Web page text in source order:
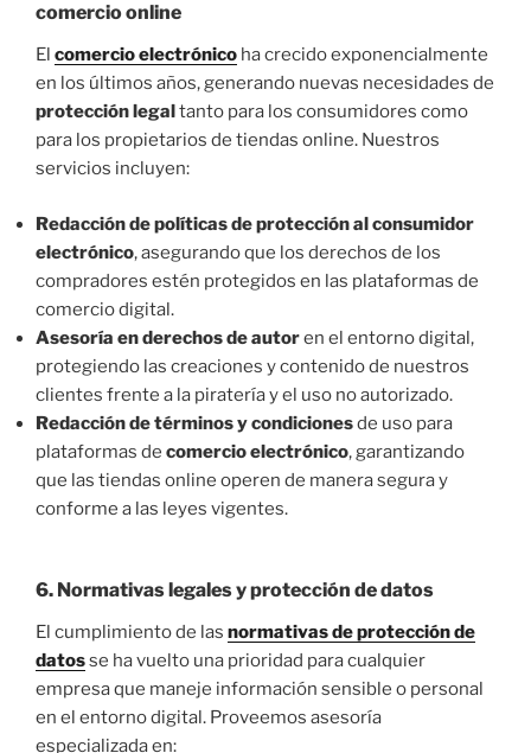
comercio online
El comercio electrónico ha crecido exponencialmente
en los últimos años, generando nuevas necesidades de
protección legal tanto para los consumidores como
para los propietarios de tiendas online. Nuestros
servicios incluyen:
Redacción de políticas de protección al consumidor
electrónico, asegurando que los derechos de los
compradores estén protegidos en las plataformas de
comercio digital.
Asesoría en derechos de autoren el entorno digital,
protegiendo las creaciones y contenido de nuestros
clientes frente a la piratería y el uso no autorizado.
Redacción de términos y condicionesde uso para
plataformas de comercio electrónico, garantizando
que las tiendas online operen de manera segura y
conforme a las leyes vigentes.
6. Normativas legales y protección de datos
El cumplimiento de las normativas de protección de
datosse ha vuelto una prioridad para cualquier
empresa que maneje información sensible o personal
en el entorno digital. Proveemos asesoría
especializada en: